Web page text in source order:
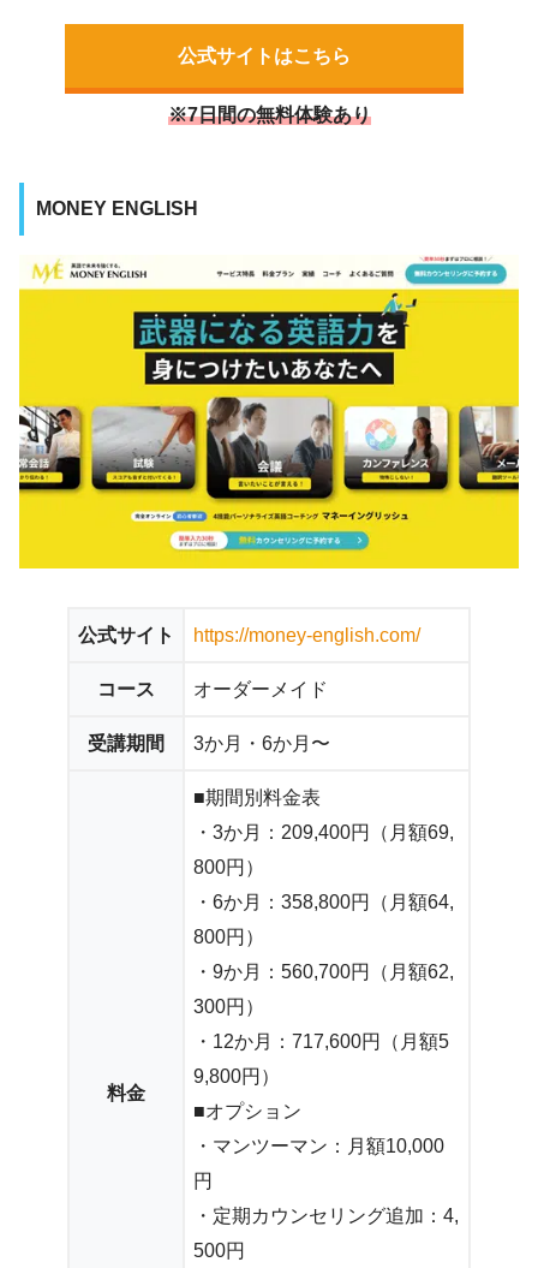
公式サイトはこちら
※7日間の無料体験あり
MONEY ENGLISH
公式サイト https://money-english.com/
コース オーダーメイド
受講期間 3か月・6か月〜
料金
■期間別料金表
・3か月：209,400円（月額69,
800円）
・6か月：358,800円（月額64,
800円）
・9か月：560,700円（月額62,
300円）
・12か月：717,600円（月額5
9,800円）
■オプション
・マンツーマン：月額10,000
円
・定期カウンセリング追加：4,
500円